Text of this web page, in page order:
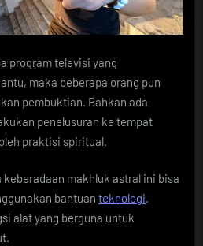
program televisi yang
maka beberapa orang pun
pembuktian. Bahkan ada
penelusuran ke tempat
praktisi spiritual.
keberadaan makhluk astral ini bisa
bantuan teknologi.
alat yang berguna untuk